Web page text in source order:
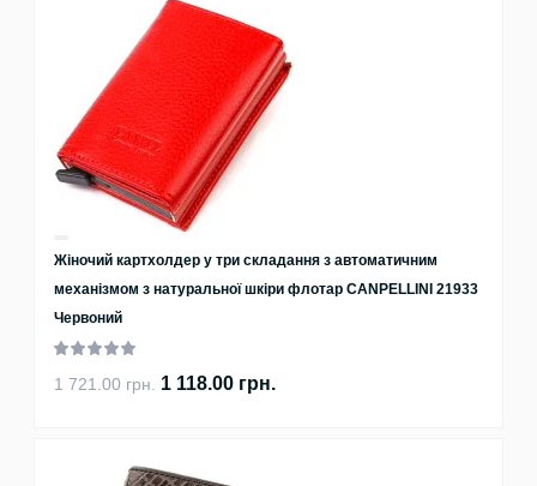
Жіночий картхолдер у три складання з автоматичним
механізмом з натуральної шкіри флотар CANPELLINI 21933
Червоний
1 721.00 грн. 1 118.00 грн.